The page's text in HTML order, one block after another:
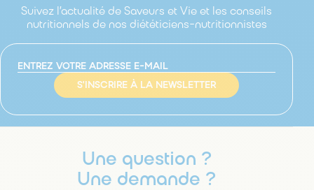
Suivez l’actualité de Saveurs et Vie et les conseils
nutritionnels de nos diététiciens-nutritionnistes
S'INSCRIRE À LA NEWSLETTER
Une question ?
Une demande ?